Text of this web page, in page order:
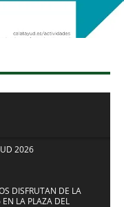
2026
DISFRUTAN DE LA
LA PLAZA DEL